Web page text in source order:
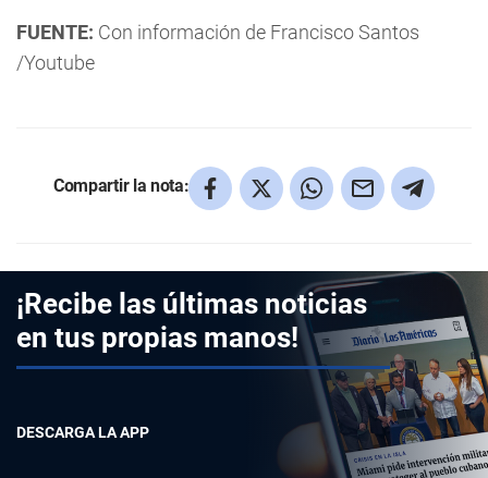
FUENTE: Con información de Francisco Santos
/Youtube
Compartir la nota:
¡Recibe las últimas noticias
en tus propias manos!
DESCARGA LA APP